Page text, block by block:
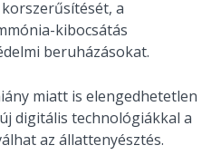
a
kibocsátás
beruházásokat.
miatt is elengedhetetlen
digitális technológiákkal a
az állattenyésztés.